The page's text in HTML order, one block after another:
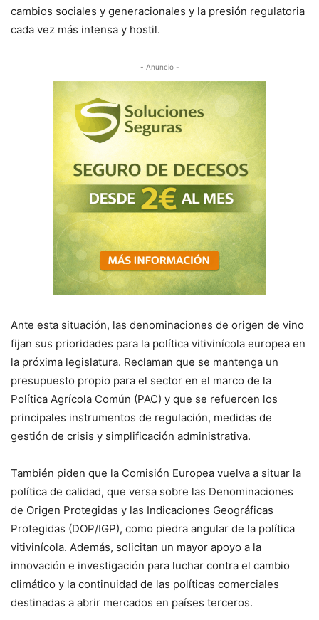
cambios sociales y generacionales y la presión regulatoria
cada vez más intensa y hostil.
- Anuncio -
Ante esta situación, las denominaciones de origen de vino
fijan sus prioridades para la política vitivinícola europea en
la próxima legislatura. Reclaman que se mantenga un
presupuesto propio para el sector en el marco de la
Política Agrícola Común (PAC) y que se refuercen los
principales instrumentos de regulación, medidas de
gestión de crisis y simplificación administrativa.
También piden que la Comisión Europea vuelva a situar la
política de calidad, que versa sobre las Denominaciones
de Origen Protegidas y las Indicaciones Geográficas
Protegidas (DOP/IGP), como piedra angular de la política
vitivinícola. Además, solicitan un mayor apoyo a la
innovación e investigación para luchar contra el cambio
climático y la continuidad de las políticas comerciales
destinadas a abrir mercados en países terceros.